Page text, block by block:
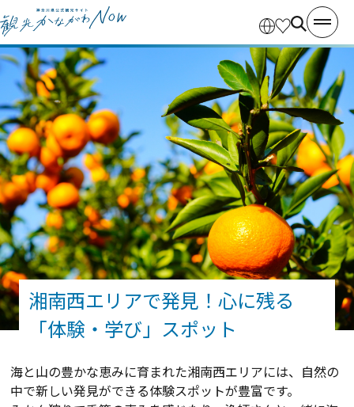
湘南西エリアで発見！心に残る
「体験・学び」スポット
海と山の豊かな恵みに育まれた湘南西エリアには、自然の
中で新しい発見ができる体験スポットが豊富です。